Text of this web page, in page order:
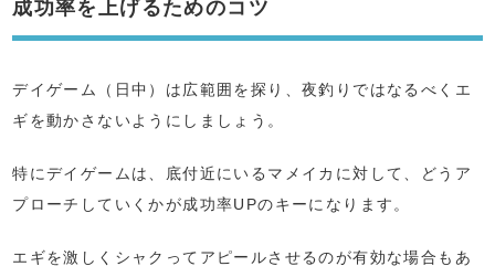
成功率を上げるためのコツ
デイゲーム（日中）は広範囲を探り、夜釣りではなるべくエ
ギを動かさないようにしましょう。
特にデイゲームは、底付近にいるマメイカに対して、どうア
プローチしていくかが成功率UPのキーになります。
エギを激しくシャクってアピールさせるのが有効な場合もあ